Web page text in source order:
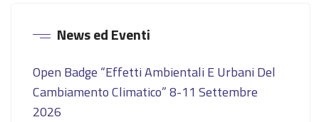
News ed Eventi
Open Badge “Effetti Ambientali E Urbani Del
Cambiamento Climatico” 8-11 Settembre
2026